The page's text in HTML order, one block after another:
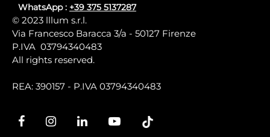
WhatsApp : +39 375 5137287
© 2023 lllum s.r.l.
Via Francesco Baracca 3/a - 50127 Firenze
P.IVA 03794340483
All rights reserved.
REA: 390157 - P.IVA 03794340483